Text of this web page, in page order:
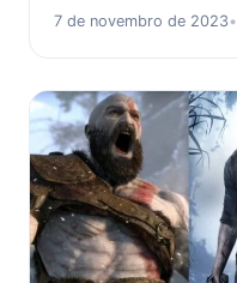
7 de novembro de 2023•